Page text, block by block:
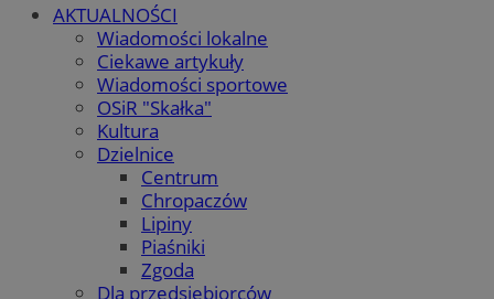
AKTUALNOŚCI
Wiadomości lokalne
Ciekawe artykuły
Wiadomości sportowe
OSiR "Skałka"
Kultura
Dzielnice
Centrum
Chropaczów
Lipiny
Piaśniki
Zgoda
Dla przedsiębiorców